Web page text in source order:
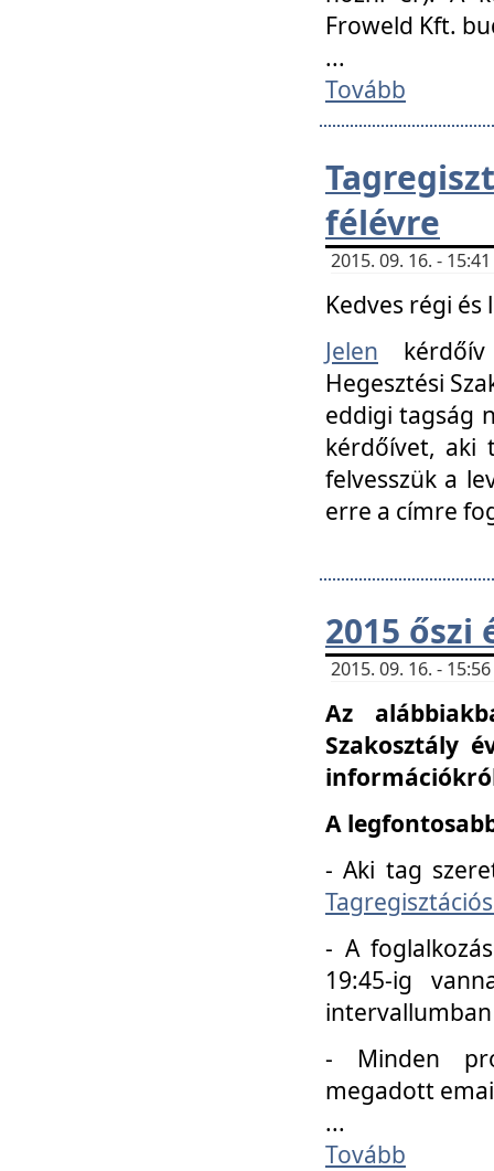
Froweld Kft.
...
Tovább
félévre
2015. 09. 16. -
Kedves régi
Jelen
Hegesztési
eddigi tagság
kérdőívet, aki
felvesszük a
erre a címre
2015 őszi
2015. 09. 16. -
Az
Szakosztály
A
- Aki tag
- A
19:45-ig
- Minden
megadott
...
Tovább